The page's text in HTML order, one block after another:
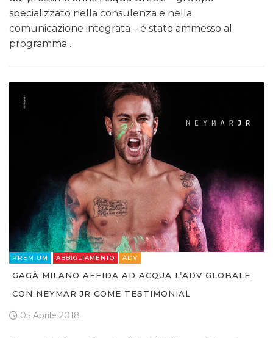
specializzato nella consulenza e nella
comunicazione integrata – è stato ammesso al
programma…
PREMIUM ABBIGLIAMENTO ADV
GAGÀ MILANO AFFIDA AD ACQUA L’ADV GLOBALE
CON NEYMAR JR COME TESTIMONIAL
05 Aprile 2018